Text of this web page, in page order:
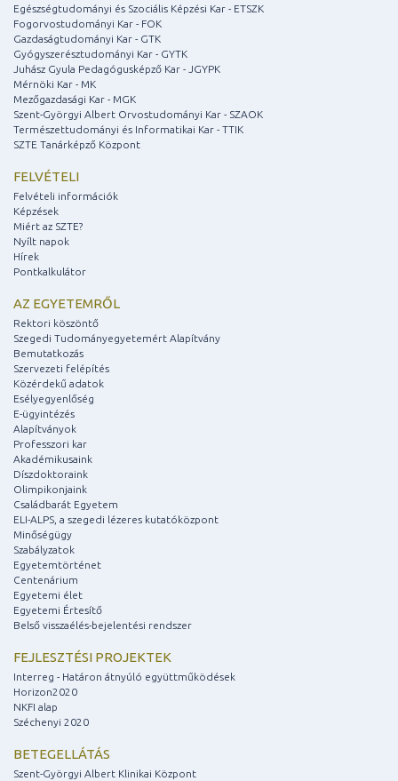
Egészségtudományi és Szociális Képzési Kar - ETSZK
Fogorvostudományi Kar - FOK
Gazdaságtudományi Kar - GTK
Gyógyszerésztudományi Kar - GYTK
Juhász Gyula Pedagógusképző Kar - JGYPK
Mérnöki Kar - MK
Mezőgazdasági Kar - MGK
Szent-Györgyi Albert Orvostudományi Kar - SZAOK
Természettudományi és Informatikai Kar - TTIK
SZTE Tanárképző Központ
FELVÉTELI
Felvételi információk
Képzések
Miért az SZTE?
Nyílt napok
Hírek
Pontkalkulátor
AZ EGYETEMRŐL
Rektori köszöntő
Szegedi Tudományegyetemért Alapítvány
Bemutatkozás
Szervezeti felépítés
Közérdekű adatok
Esélyegyenlőség
E-ügyintézés
Alapítványok
Professzori kar
Akadémikusaink
Díszdoktoraink
Olimpikonjaink
Családbarát Egyetem
ELI-ALPS, a szegedi lézeres kutatóközpont
Minőségügy
Szabályzatok
Egyetemtörténet
Centenárium
Egyetemi élet
Egyetemi Értesítő
Belső visszaélés-bejelentési rendszer
FEJLESZTÉSI PROJEKTEK
Interreg - Határon átnyúló együttműködések
Horizon2020
NKFI alap
Széchenyi 2020
BETEGELLÁTÁS
Szent-Györgyi Albert Klinikai Központ